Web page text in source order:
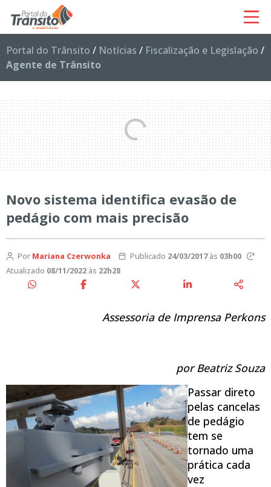
Portal do Trânsito / Notícias / Fiscalização e Legislação /
Agente de Trânsito
Novo sistema identifica evasão de
pedágio com mais precisão
Por Mariana Czerwonka Publicado 24/03/2017às 03h00
Atualizado 08/11/2022 às 22h28
Assessoria de Imprensa Perkons
por Beatriz Souza
Passar direto
pelas cancelas
de pedágio
tem se
tornado uma
prática cada
vez